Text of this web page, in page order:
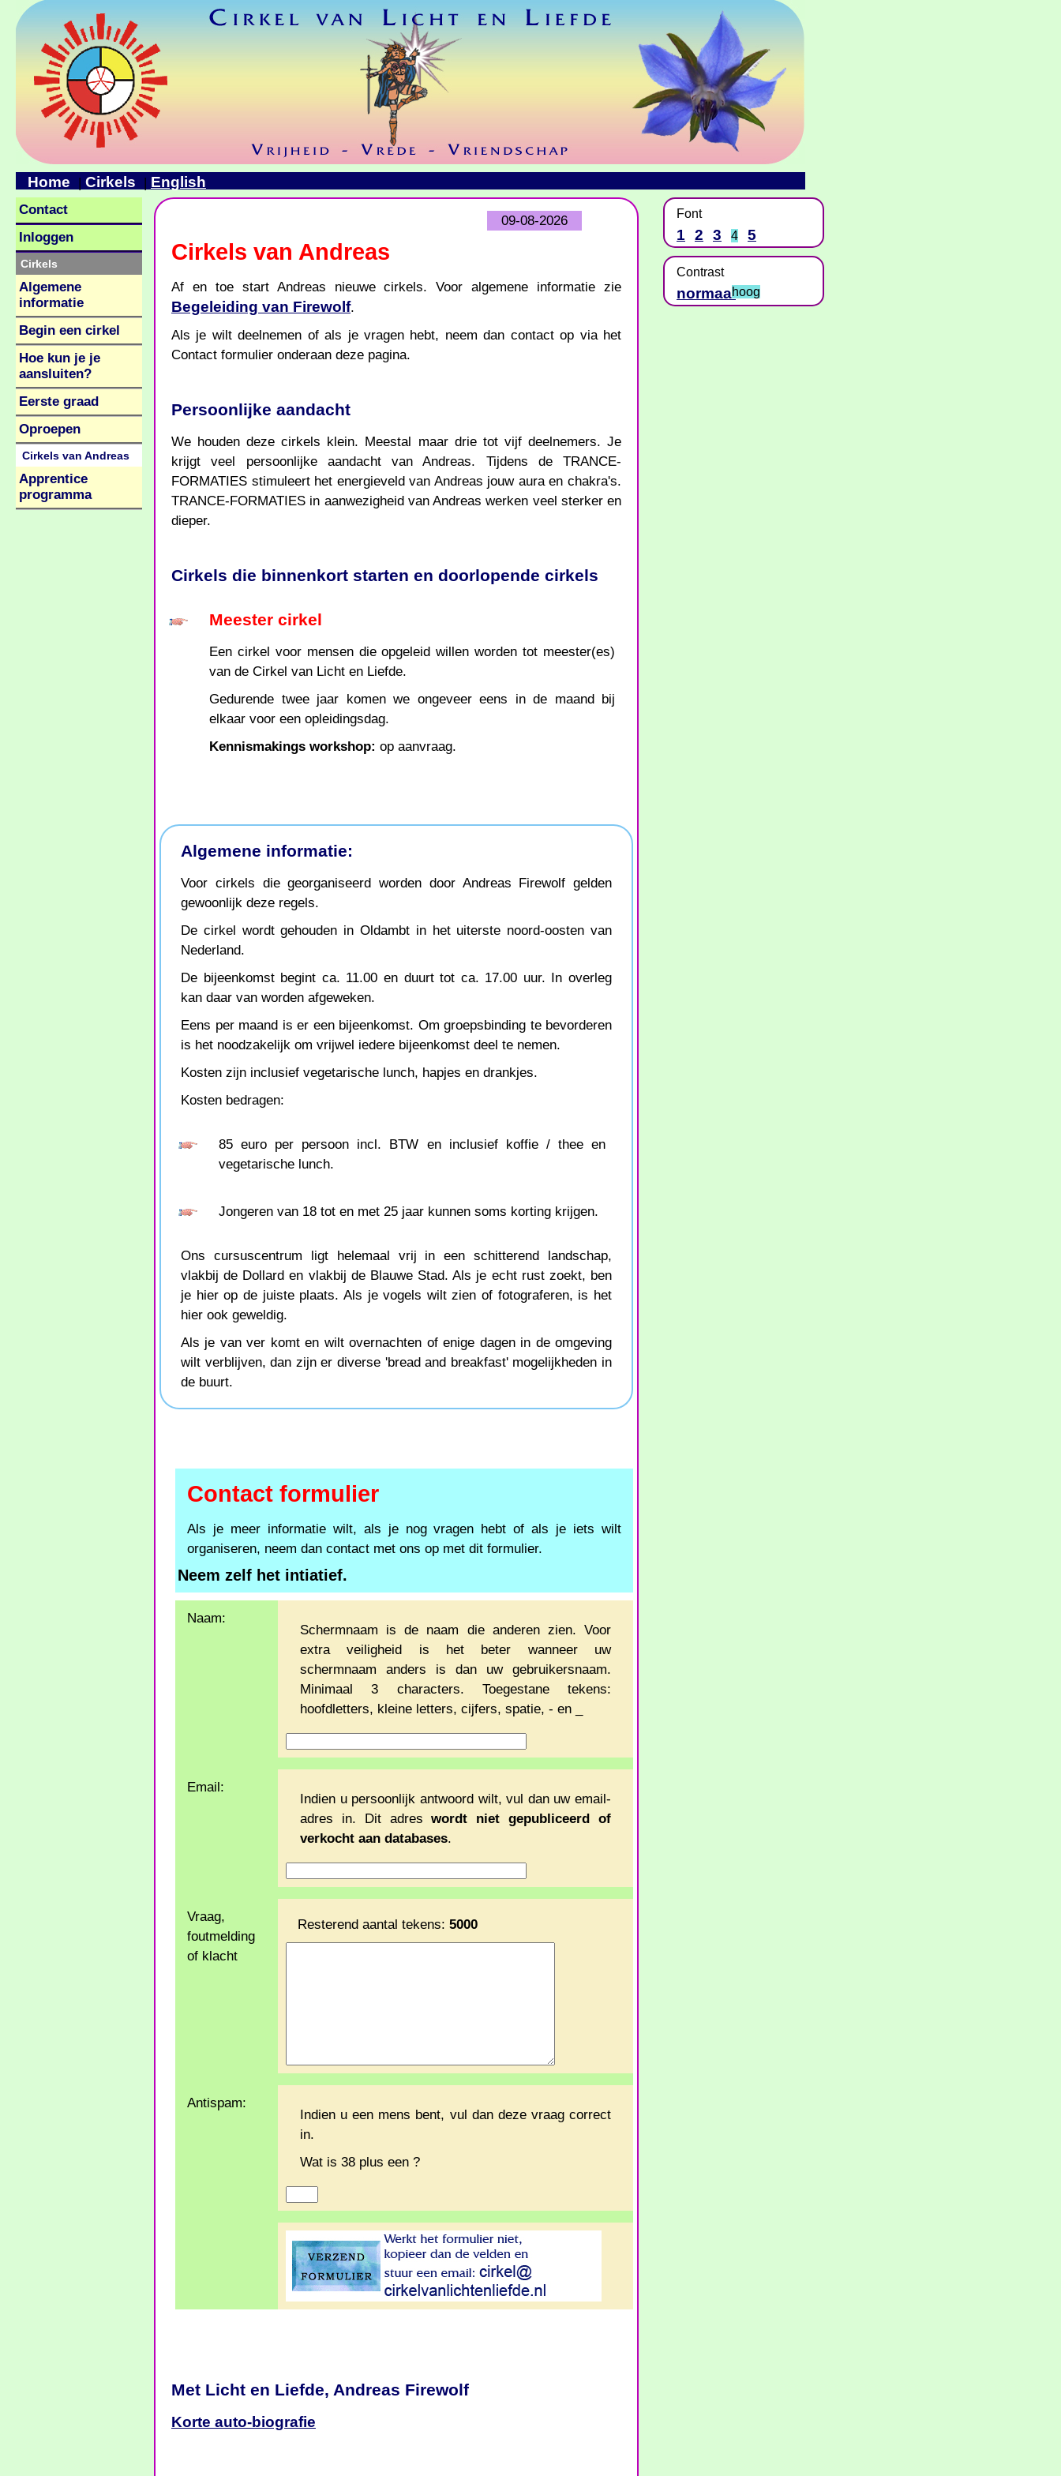
Home | Cirkels | English
09-08-2026
Cirkels van Andreas
Af en toe start Andreas nieuwe cirkels. Voor algemene informatie zie
Begeleiding van Firewolf.
Als je wilt deelnemen of als je vragen hebt, neem dan contact op via het
Contact formulier onderaan deze pagina.
Persoonlijke aandacht
We houden deze cirkels klein. Meestal maar drie tot vijf deelnemers. Je
krijgt veel persoonlijke aandacht van Andreas. Tijdens de TRANCE-
FORMATIES stimuleert het energieveld van Andreas jouw aura en chakra's.
TRANCE-FORMATIES in aanwezigheid van Andreas werken veel sterker en
dieper.
Cirkels die binnenkort starten en doorlopende cirkels
Meester cirkel
Een cirkel voor mensen die opgeleid willen worden tot meester(es)
van de Cirkel van Licht en Liefde.
Gedurende twee jaar komen we ongeveer eens in de maand bij
elkaar voor een opleidingsdag.
Kennismakings workshop: op aanvraag.
Algemene informatie:
Voor cirkels die georganiseerd worden door Andreas Firewolf gelden
gewoonlijk deze regels.
De cirkel wordt gehouden in Oldambt in het uiterste noord-oosten van
Nederland.
De bijeenkomst begint ca. 11.00 en duurt tot ca. 17.00 uur. In overleg
kan daar van worden afgeweken.
Eens per maand is er een bijeenkomst. Om groepsbinding te bevorderen
is het noodzakelijk om vrijwel iedere bijeenkomst deel te nemen.
Kosten zijn inclusief vegetarische lunch, hapjes en drankjes.
Kosten bedragen:
85 euro per persoon incl. BTW en inclusief koffie / thee en
vegetarische lunch.
Jongeren van 18 tot en met 25 jaar kunnen soms korting krijgen.
Ons cursuscentrum ligt helemaal vrij in een schitterend landschap,
vlakbij de Dollard en vlakbij de Blauwe Stad. Als je echt rust zoekt, ben
je hier op de juiste plaats. Als je vogels wilt zien of fotograferen, is het
hier ook geweldig.
Als je van ver komt en wilt overnachten of enige dagen in de omgeving
wilt verblijven, dan zijn er diverse 'bread and breakfast' mogelijkheden in
de buurt.
Contact formulier
Als je meer informatie wilt, als je nog vragen hebt of als je iets wilt
organiseren, neem dan contact met ons op met dit formulier.
Neem zelf het intiatief.
Naam:
Schermnaam is de naam die anderen zien. Voor
extra veiligheid is het beter wanneer uw
schermnaam anders is dan uw gebruikersnaam.
Minimaal 3 characters. Toegestane tekens:
hoofdletters, kleine letters, cijfers, spatie, - en _
Email:
Indien u persoonlijk antwoord wilt, vul dan uw email-
adres in. Dit adreswordt niet gepubliceerd of
verkocht aan databases.
Vraag,
foutmelding
of klacht
Resterend aantal tekens: 5000
Antispam:
Indien u een mens bent, vul dan deze vraag correct
in.
Wat is 38 plus een ?
Met Licht en Liefde, Andreas Firewolf
Korte auto-biografie
Contact
Inloggen
Cirkels
Algemene
informatie
Begin een cirkel
Hoe kun je je
aansluiten?
Eerste graad
Oproepen
Cirkels van Andreas
Apprentice
programma
Font
1 2 3 4 5
Contrast
normaalhoog